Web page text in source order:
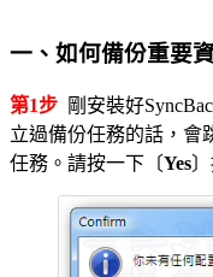
一、如何備份重要
第1步 剛安裝好
立過備份任務的話，會
任務。請按一下〔Yes